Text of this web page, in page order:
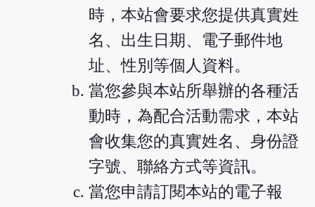
時，本站會要求您提供真實姓
名、出生日期、電子郵件地
址、性別等個人資料。
當您參與本站所舉辦的各種活
動時，為配合活動需求，本站
會收集您的真實姓名、身份證
字號、聯絡方式等資訊。
當您申請訂閱本站的電子報